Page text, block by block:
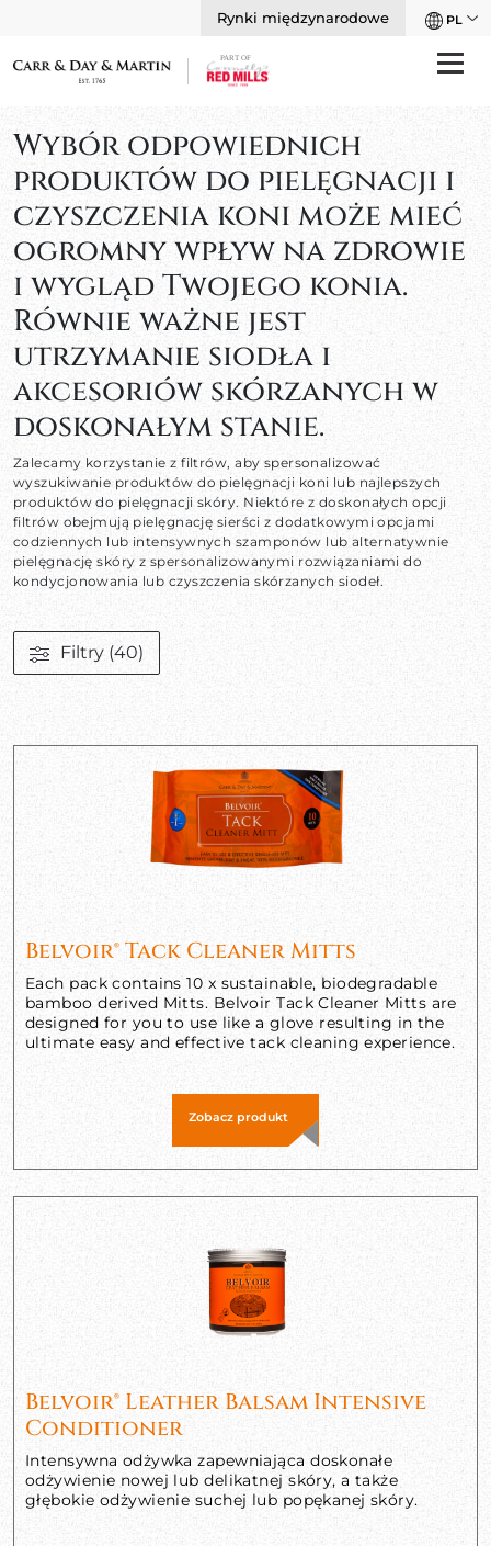
Rynki międzynarodowe PL
Wybór odpowiednich
produktów do pielęgnacji i
czyszczenia koni może mieć
ogromny wpływ na zdrowie
i wygląd Twojego konia.
Równie ważne jest
utrzymanie siodła i
akcesoriów skórzanych w
doskonałym stanie.
Zalecamy korzystanie z filtrów, aby spersonalizować
wyszukiwanie produktów do pielęgnacji koni lub najlepszych
produktów do pielęgnacji skóry. Niektóre z doskonałych opcji
filtrów obejmują pielęgnację sierści z dodatkowymi opcjami
codziennych lub intensywnych szamponów lub alternatywnie
pielęgnację skóry z spersonalizowanymi rozwiązaniami do
kondycjonowania lub czyszczenia skórzanych siodeł.
Filtry (40)
Belvoir® Tack Cleaner Mitts
Each pack contains 10 x sustainable, biodegradable
bamboo derived Mitts. Belvoir Tack Cleaner Mitts are
designed for you to use like a glove resulting in the
ultimate easy and effective tack cleaning experience.
Zobacz produkt
Belvoir® Leather Balsam Intensive
Conditioner
Intensywna odżywka zapewniająca doskonałe
odżywienie nowej lub delikatnej skóry, a także
głębokie odżywienie suchej lub popękanej skóry.